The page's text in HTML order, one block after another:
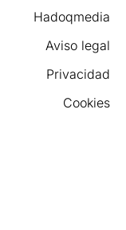
Hadoqmedia
Aviso legal
Privacidad
Cookies